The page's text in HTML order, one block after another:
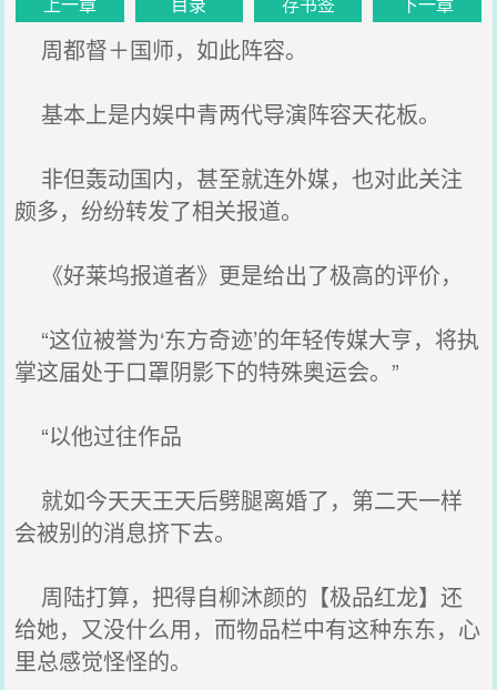
周都督＋国师，如此阵容。
基本上是内娱中青两代导演阵容天花板。
非但轰动国内，甚至就连外媒，也对此关注
颇多，纷纷转发了相关报道。
《好莱坞报道者》更是给出了极高的评价，
“这位被誉为‘东方奇迹’的年轻传媒大亨，将执
掌这届处于口罩阴影下的特殊奥运会。”
“以他过往作品
就如今天天王天后劈腿离婚了，第二天一样
会被别的消息挤下去。
周陆打算，把得自柳沐颜的【极品红龙】还
给她，又没什么用，而物品栏中有这种东东，心
里总感觉怪怪的。